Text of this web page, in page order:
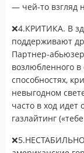
— чей-то взгляд
❌4.КРИТИКА. В
поддерживают
Партнер-
возлюбленного
способностях,
невыгодном
часто в ход
газлайтинг